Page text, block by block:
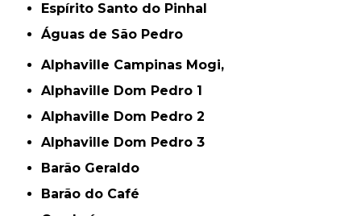
Espírito Santo do Pinhal
Águas de São Pedro
Alphaville Campinas Mogi,
Alphaville Dom Pedro 1
Alphaville Dom Pedro 2
Alphaville Dom Pedro 3
Barão Geraldo
Barão do Café